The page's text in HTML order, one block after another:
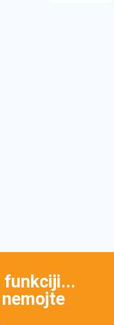
funkciji...